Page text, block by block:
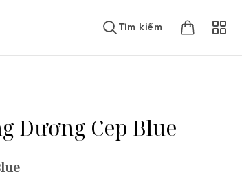
Tìm kiếm
Dương Cep Blue